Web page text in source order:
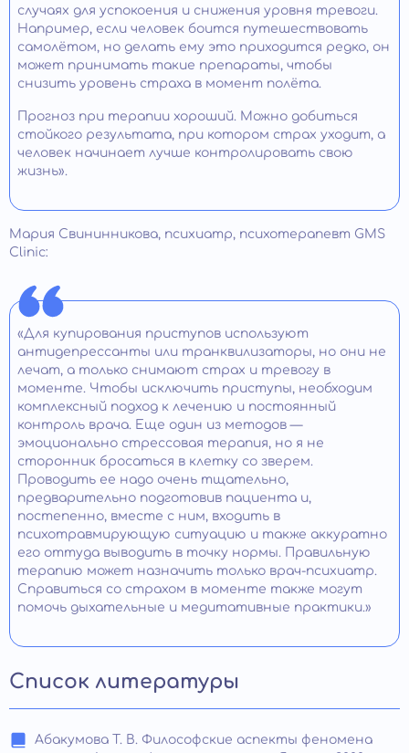
случаях для успокоения и снижения уровня тревоги.
Например, если человек боится путешествовать
самолётом, но делать ему это приходится редко, он
может принимать такие препараты, чтобы
снизить уровень страха в момент полёта.
Прогноз при терапии хороший. Можно добиться
стойкого результата, при котором страх уходит, а
человек начинает лучше контролировать свою
жизнь».
Мария Свининникова, психиатр, психотерапевт GMS
Clinic:
«Для купирования приступов используют
антидепрессанты или транквилизаторы, но они не
лечат, а только снимают страх и тревогу в
моменте. Чтобы исключить приступы, необходим
комплексный подход к лечению и постоянный
контроль врача. Еще один из методов —
эмоционально стрессовая терапия, но я не
сторонник бросаться в клетку со зверем.
Проводить ее надо очень тщательно,
предварительно подготовив пациента и,
постепенно, вместе с ним, входить в
психотравмирующую ситуацию и также аккуратно
его оттуда выводить в точку нормы. Правильную
терапию может назначить только врач-психиатр.
Справиться со страхом в моменте также могут
помочь дыхательные и медитативные практики.»
Список литературы
Абакумова Т. В. Философские аспекты феномена